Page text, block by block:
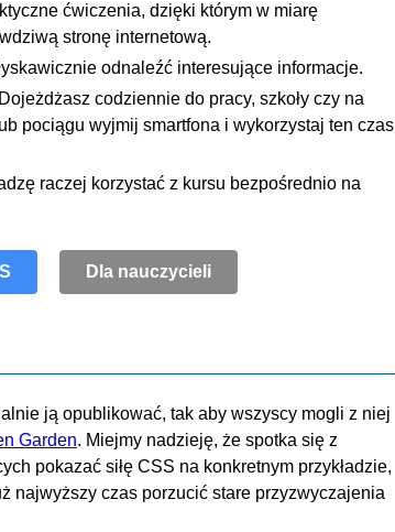
ćwiczenia, dzięki którym w miarę
stronę internetową.
odnaleźć interesujące informacje.
codziennie do pracy, szkoły czy na
pociągu wyjmij smartfona i wykorzystaj ten czas
raczej korzystać z kursu bezpośrednio na
Dla nauczycieli
ją opublikować, tak aby wszyscy mogli z niej
Garden. Miejmy nadzieję, że spotka się z
pokazać siłę CSS na konkretnym przykładzie,
najwyższy czas porzucić stare przyzwyczajenia